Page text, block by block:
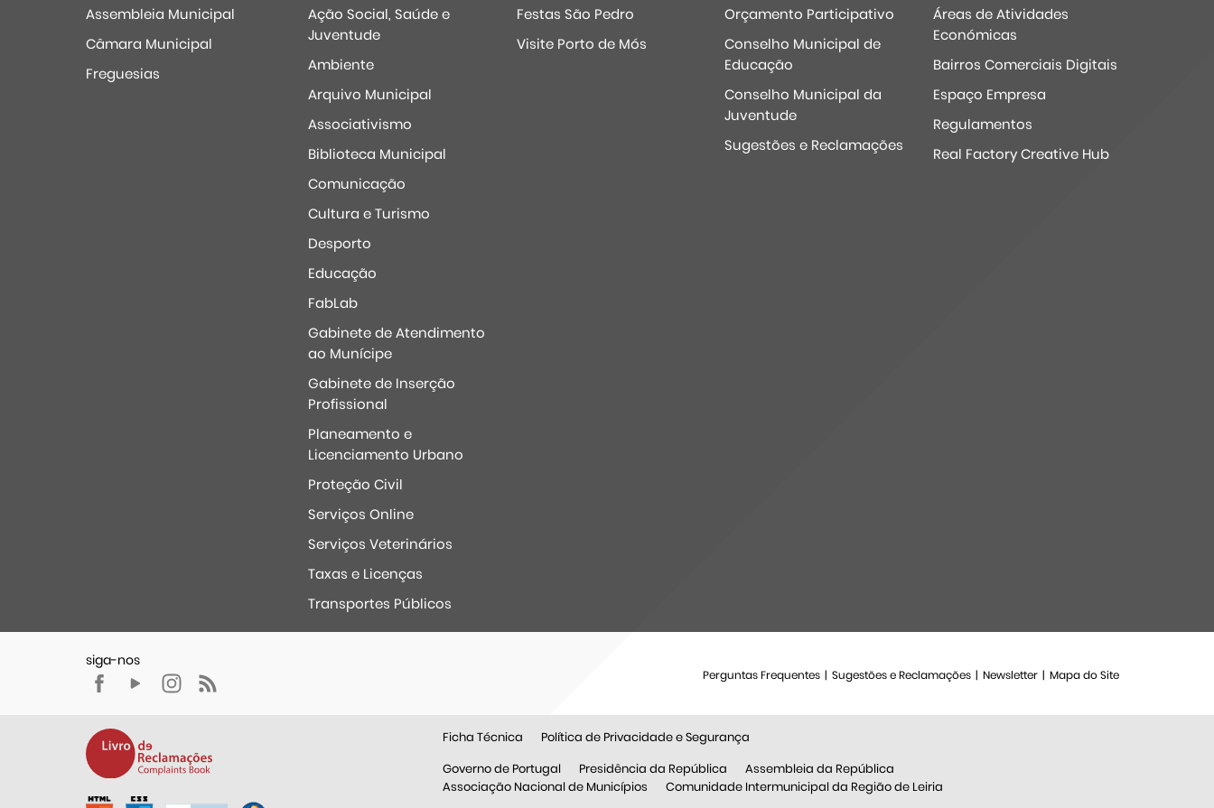
Assembleia Municipal
Câmara Municipal
Freguesias
Ação Social, Saúde e
Juventude
Ambiente
Arquivo Municipal
Associativismo
Biblioteca Municipal
Comunicação
Cultura e Turismo
Desporto
Educação
FabLab
Gabinete de Atendimento
ao Munícipe
Gabinete de Inserção
Profissional
Planeamento e
Licenciamento Urbano
Proteção Civil
Serviços Online
Serviços Veterinários
Taxas e Licenças
Transportes Públicos
Festas São Pedro
Visite Porto de Mós
Orçamento Participativo
Conselho Municipal de
Educação
Conselho Municipal da
Juventude
Sugestões e Reclamações
Áreas de Atividades
Económicas
Bairros Comerciais Digitais
Espaço Empresa
Regulamentos
Real Factory Creative Hub
Perguntas Frequentes Sugestões e Reclamações Newsletter Mapa do Site
Ficha Técnica
Política de Privacidade e Segurança
Governo de Portugal
Presidência da República
Assembleia da República
Associação Nacional de Municípios
Comunidade Intermunicipal da Região de Leiria